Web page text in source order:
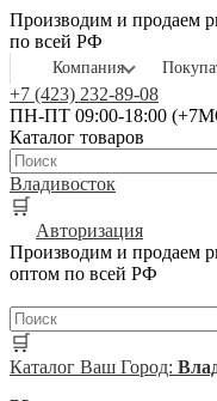
Производим и продаем
по всей РФ
Компания
+7 (423) 232-89-08
ПН-ПТ 09:00-18:00
Каталог товаров
Владивосток
🛒
Авторизация
Производим и продаем
оптом по всей РФ
🛒
Каталог Ваш Город: